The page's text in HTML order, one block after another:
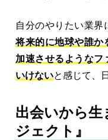
自分のやりたい業界
将来的に地球や誰か
加速させるようなフ
いけないと感じて、
出会いから生
ジェクト』